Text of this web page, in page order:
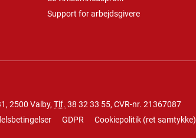
Support for arbejdsgivere
2500 Valby, Tlf. 38 32 33 55, CVR-nr. 21367087
GDPR Cookiepolitik (ret samtykke)